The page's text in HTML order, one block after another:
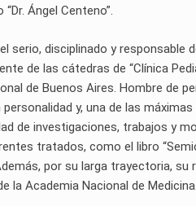
Ángel Centeno”.
serio, disciplinado y responsable
de las cátedras de “Clínica
de Buenos Aires. Hombre de
y, una de las
de investigaciones, trabajos y
tratados, como el libro
por su larga trayectoria,
la Academia Nacional de Medicina.